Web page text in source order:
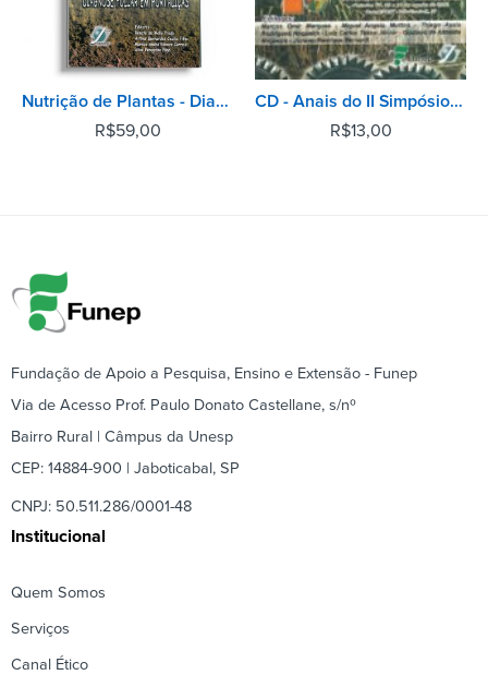
Nutrição de Plantas - Diagnose Foliar em Hortaliças
R$59,00
CD - Anais do II Simpósio do Setor Sucroalcooleiro de Jaboticabal
R$13,00
Fundação de Apoio a Pesquisa, Ensino e Extensão - Funep
Via de Acesso Prof. Paulo Donato Castellane, s/nº
Bairro Rural | Câmpus da Unesp
CEP: 14884-900 | Jaboticabal, SP
CNPJ: 50.511.286/0001-48
Institucional
Quem Somos
Serviços
Canal Ético